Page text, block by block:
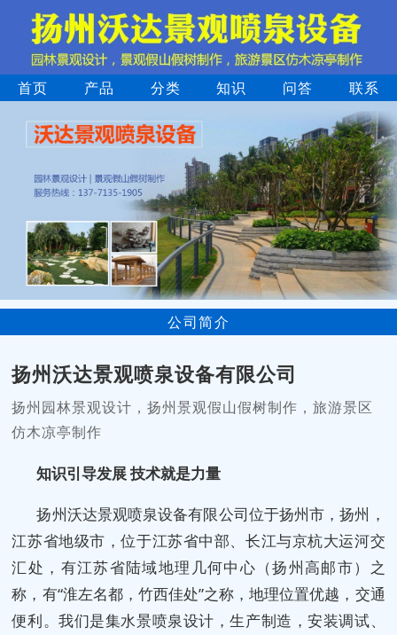
首页 产品 分类 知识 问答 联系
公司简介
扬州沃达景观喷泉设备有限公司
扬州园林景观设计，扬州景观假山假树制作，旅游景区
仿木凉亭制作
知识引导发展 技术就是力量
扬州沃达景观喷泉设备有限公司位于扬州市，扬州，
江苏省地级市，位于江苏省中部、长江与京杭大运河交
汇处，有江苏省陆域地理几何中心（扬州高邮市）之
称，有“淮左名都，竹西佳处”之称，地理位置优越，交通
便利。我们是集水景喷泉设计，生产制造，安装调试、